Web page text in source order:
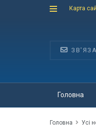
Карта
Головна
Головна Усі